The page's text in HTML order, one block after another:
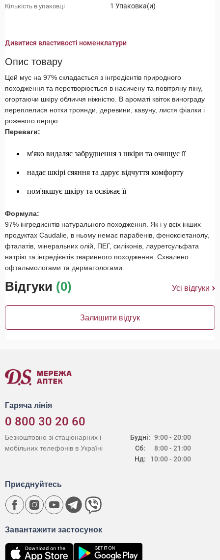
Кількість в упаковці 1 Упаковка(и)
Дивитися властивості номенклатури
Опис товару
Цей мус на 97% складається з інгредієнтів природного
походження та перетворюється в насичену та повітряну піну,
огортаючи шкіру обличчя ніжністю. В ароматі квіток винограду
переплелися нотки троянди, деревини, кавуну, листя фіалки і
рожевого перцю.
Переваги:
м'яко видаляє забруднення з шкіри та очищує її
надає шкірі сяяння та дарує відчуття комфорту
пом'якшує шкіру та освіжає її
Формула:
97% інгредиєнтів натурального походження. Як і у всіх інших
продуктах Caudalie, в ньому немає парабенів, феноксіетанолу,
фталатів, мінеральних олій, ПЕГ, силіконів, лауретсульфата
натрію та інгредієнтів тваринного походження. Схвалено
офтальмологами та дерматологами.
Відгуки (0) Усі відгуки
Залишити відгук
Гаряча лінія
0 800 30 20 60
Будні:
Сб:
Нд:
9:00 - 20:00
8:00 - 21:00
10:00 - 20:00
Безкоштовно зі стаціонарних і
мобільних телефонів в Україні
Завантажити застосунок
Приєднуйтесь